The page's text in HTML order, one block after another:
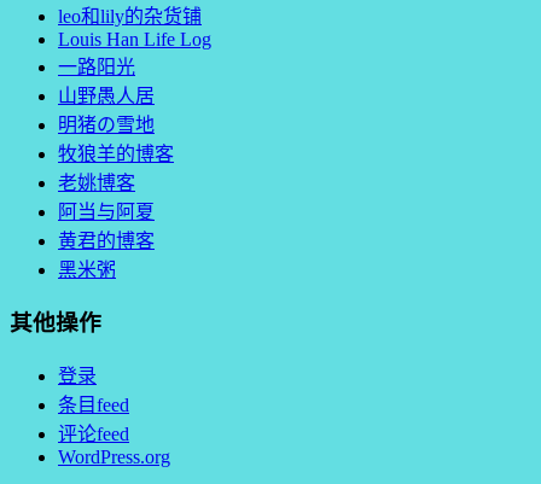
leo和lily的杂货铺
Louis Han Life Log
一路阳光
山野愚人居
明猪の雪地
牧狼羊的博客
老姚博客
阿当与阿夏
黄君的博客
黑米粥
其他操作
登录
条目feed
评论feed
WordPress.org